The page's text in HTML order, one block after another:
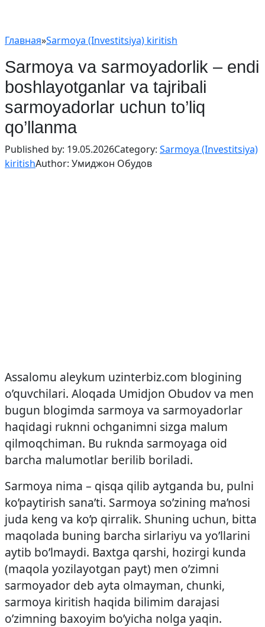
Главная»Sarmoya (Investitsiya) kiritish
Sarmoya va sarmoyadorlik – endi
boshlayotganlar va tajribali
sarmoyadorlar uchun to’liq
qo’llanma
Published by: 19.05.2026Category: Sarmoya (Investitsiya)
kiritishAuthor: Умиджон Обудов
Assalomu aleykum uzinterbiz.com blogining
o’quvchilari. Aloqada Umidjon Obudov va men
bugun blogimda sarmoya va sarmoyadorlar
haqidagi ruknni ochganimni sizga malum
qilmoqchiman. Bu ruknda sarmoyaga oid
barcha malumotlar berilib boriladi.
Sarmoya nima – qisqa qilib aytganda bu, pulni
ko’paytirish sana’ti. Sarmoya so’zining ma’nosi
juda keng va ko’p qirralik. Shuning uchun, bitta
maqolada buning barcha sirlariyu va yo’llarini
aytib bo’lmaydi. Baxtga qarshi, hozirgi kunda
(maqola yozilayotgan payt) men o’zimni
sarmoyador deb ayta olmayman, chunki,
sarmoya kiritish haqida bilimim darajasi
o’zimning baxoyim bo’yicha nolga yaqin.